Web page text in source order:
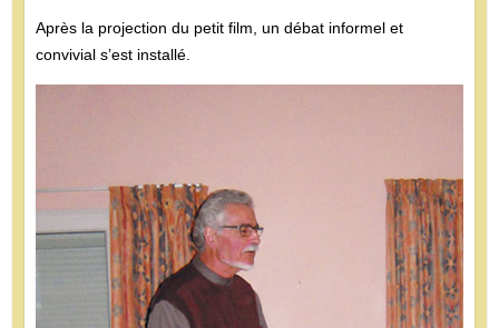
Après la projection du petit film, un débat informel et
convivial s’est installé.